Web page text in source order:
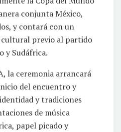
conjunta México,
y contará con un
cultural previo al partido
y Sudáfrica.
la ceremonia arrancará
del encuentro y
y tradiciones
de música
papel picado y